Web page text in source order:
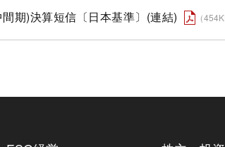
期)決算短信〔日本基準〕(連結) （